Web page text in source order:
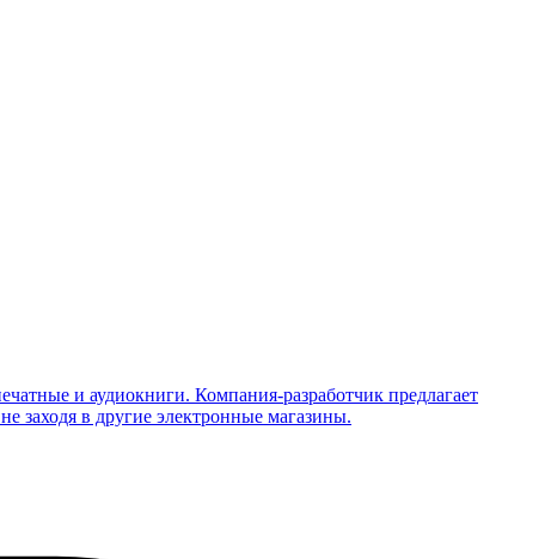
и аудиокниги. Компания-разработчик предлагает
заходя в другие электронные магазины.